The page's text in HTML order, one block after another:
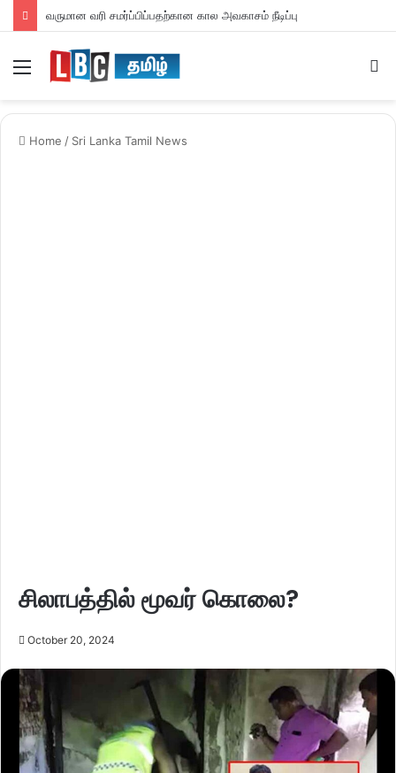
வருமான வரி சமர்ப்பிப்பதற்கான கால அவகாசம் நீடிப்பு
Home / Sri Lanka Tamil News
சிலாபத்தில் மூவர் கொலை?
October 20, 2024